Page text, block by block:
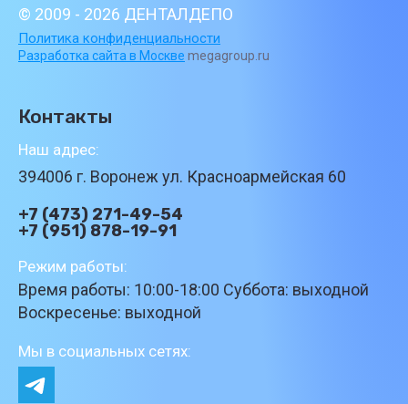
© 2009 - 2026 ДЕНТАЛДЕПО
Политика конфиденциальности
Разработка сайта в Москве megagroup.ru
Мы в социальных сетях:
Контакты
Наш адрес:
394006 г. Воронеж ул. Красноармейская 60
+7 (473) 271-49-54
+7 (951) 878-19-91
Режим работы:
Время работы: 10:00-18:00 Суббота: выходной
Воскресенье: выходной